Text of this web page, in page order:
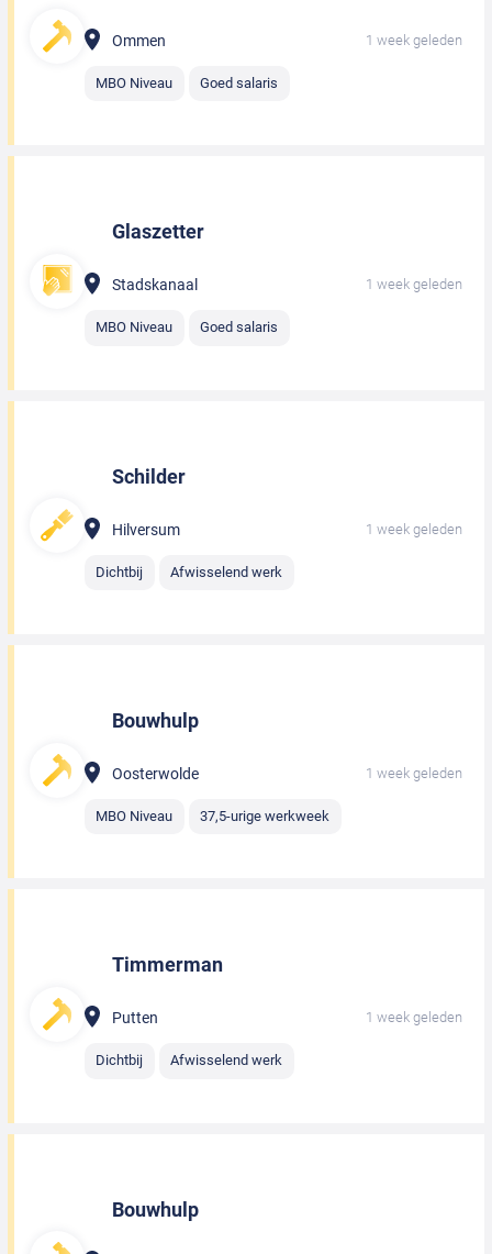
Ommen 1 week geleden
MBO Niveau Goed salaris
Glaszetter
Stadskanaal 1 week geleden
MBO Niveau Goed salaris
Schilder
Hilversum 1 week geleden
Dichtbij Afwisselend werk
Bouwhulp
Oosterwolde 1 week geleden
MBO Niveau 37,5-urige werkweek
Timmerman
Putten 1 week geleden
Dichtbij Afwisselend werk
Bouwhulp